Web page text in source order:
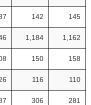
142 145
1,184 1,162
150 158
116 110
306 281